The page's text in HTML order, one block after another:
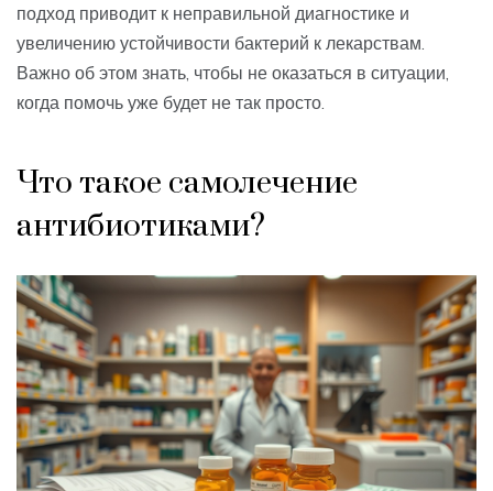
подход приводит к неправильной диагностике и
увеличению устойчивости бактерий к лекарствам.
Важно об этом знать, чтобы не оказаться в ситуации,
когда помочь уже будет не так просто.
Что такое самолечение
антибиотиками?